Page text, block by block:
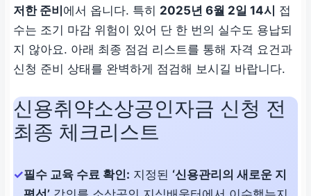
저한 준비 에서 옵니다. 특히 2025년 6월 2일 14시 접
수는 조기 마감 위험이 있어 단 한 번의 실수도 용납되
지 않아요. 아래 최종 점검 리스트를 통해 자격 요건과
신청 준비 상태를 완벽하게 점검해 보시길 바랍니다.
신용취약소상공인자금 신청 전
최종 체크리스트
필수 교육 수료 확인: 지정된 ‘신용관리의 새로운 지